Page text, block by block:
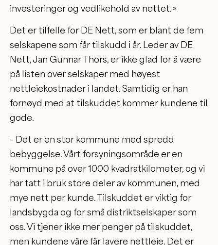
investeringer og vedlikehold av nettet.»
Det er tilfelle for DE Nett, som er blant de fem
selskapene som får tilskudd i år. Leder av DE
Nett, Jan Gunnar Thors, er ikke glad for å være
på listen over selskaper med høyest
nettleiekostnader i landet. Samtidig er han
fornøyd med at tilskuddet kommer kundene til
gode.
– Det er en stor kommune med spredd
bebyggelse. Vårt forsyningsområde er en
kommune på over 1000 kvadratkilometer, og vi
har tatt i bruk store deler av kommunen, med
mye nett per kunde. Tilskuddet er viktig for
landsbygda og for små distriktselskaper som
oss. Vi tjener ikke mer penger på tilskuddet,
men kundene våre får lavere nettleie. Det er